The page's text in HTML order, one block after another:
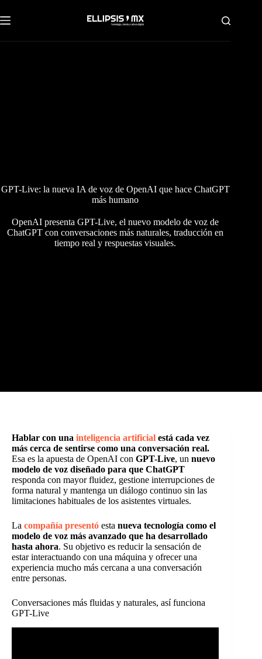
al
contenido
GPT-Live: la nueva IA de voz de OpenAI que hace ChatGPT
más humano
OpenAI presenta GPT-Live, el nuevo modelo de voz de
ChatGPT con conversaciones más naturales, traducción en
tiempo real y respuestas visuales.
Hablar con una inteligencia artificial está cada vez
más cerca de sentirse como una conversación real.
Esa es la apuesta de OpenAI con GPT-Live, un nuevo
modelo de voz diseñado para que ChatGPT
responda con mayor fluidez, gestione interrupciones de
forma natural y mantenga un diálogo continuo sin las
limitaciones habituales de los asistentes virtuales.
La compañía presentó esta nueva tecnología como el
modelo de voz más avanzado que ha desarrollado
hasta ahora. Su objetivo es reducir la sensación de
estar interactuando con una máquina y ofrecer una
experiencia mucho más cercana a una conversación
entre personas.
Conversaciones más fluidas y naturales, así funciona
GPT-Live